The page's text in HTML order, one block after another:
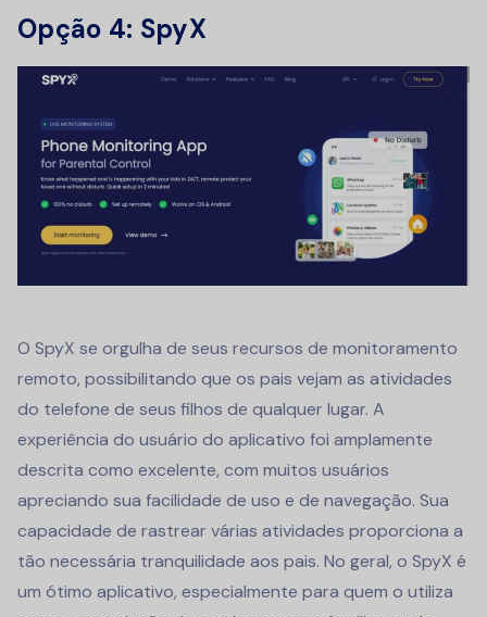
Opção 4: SpyX
O SpyX se orgulha de seus recursos de monitoramento
remoto, possibilitando que os pais vejam as atividades
do telefone de seus filhos de qualquer lugar. A
experiência do usuário do aplicativo foi amplamente
descrita como excelente, com muitos usuários
apreciando sua facilidade de uso e de navegação. Sua
capacidade de rastrear várias atividades proporciona a
tão necessária tranquilidade aos pais. No geral, o SpyX é
um ótimo aplicativo, especialmente para quem o utiliza